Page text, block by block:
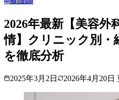
2026年最新【美容外
情】クリニック別・
を徹底分析
2025年3月2日 2026年4月20日